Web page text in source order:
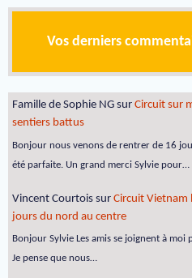
Vos derniers
Famille de Sophie NG sur Circuit sur
sentiers battus
Bonjour nous venons de rentrer de 16
été parfaite. Un grand merci Sylvie pour…
Vincent Courtois sur Circuit Vietnam
jours du nord au centre
Bonjour Sylvie Les amis se joignent à
Je pense que nous…